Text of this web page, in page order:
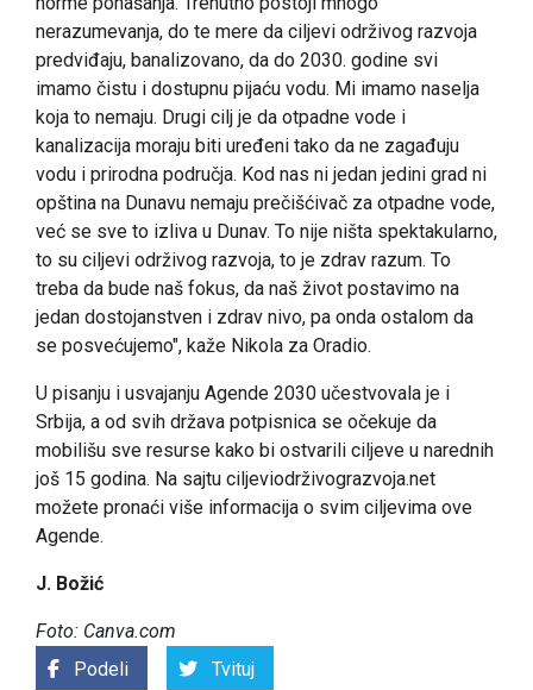
nerazumevanja, do te mere da ciljevi održivog razvoja
predviđaju, banalizovano, da do 2030. godine svi
imamo čistu i dostupnu pijaću vodu. Mi imamo naselja
koja to nemaju. Drugi cilj je da otpadne vode i
kanalizacija moraju biti uređeni tako da ne zagađuju
vodu i prirodna područja. Kod nas ni jedan jedini grad ni
opština na Dunavu nemaju prečišćivač za otpadne vode,
već se sve to izliva u Dunav. To nije ništa spektakularno,
to su ciljevi održivog razvoja, to je zdrav razum. To
treba da bude naš fokus, da naš život postavimo na
jedan dostojanstven i zdrav nivo, pa onda ostalom da
se posvećujemo", kaže Nikola za Oradio.
U pisanju i usvajanju Agende 2030 učestvovala je i
Srbija, a od svih država potpisnica se očekuje da
mobilišu sve resurse kako bi ostvarili ciljeve u narednih
još 15 godina. Na sajtu ciljeviodrživograzvoja.net
možete pronaći više informacija o svim ciljevima ove
Agende.
J. Božić
Foto: Canva.com
Podeli
Tvituj